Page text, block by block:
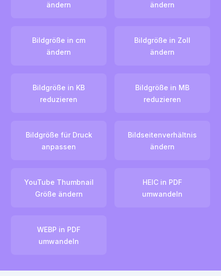
ändern
ändern
Bildgröße in cm
ändern
Bildgröße in Zoll
ändern
Bildgröße in KB
reduzieren
Bildgröße in MB
reduzieren
Bildgröße für Druck
anpassen
Bildseitenverhältnis
ändern
YouTube Thumbnail
Größe ändern
HEIC in PDF
umwandeln
WEBP in PDF
umwandeln